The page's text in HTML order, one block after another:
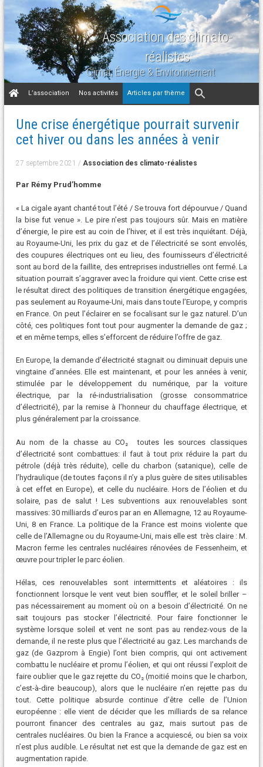
Association des climato-
réalistes
Climat, Énergie & Environnement
Aller
au
L’association Nos activités Articles par thème
Une crise énergétique pourrait survenir
cet hiver ou dans les années à venir
27 septembre 2021 / Association des climato-réalistes
Par Rémy Prud’homme
« La cigale ayant chanté tout l’été / Se trouva fort dépourvue / Quand
la bise fut venue ». Le pire n’est pas toujours sûr. Mais en matière
d’énergie, le pire est au coin de l’hiver, et il est très inquiétant. Déjà,
au Royaume-Uni, les prix du gaz et de l’électricité se sont envolés,
des coupures électriques ont eu lieu, des fournisseurs d’électricité
sont au bord de la faillite, des entreprises industrielles ont fermé. La
situation pourrait s’aggraver avec la froidure qui vient. Cette crise est
le résultat direct des politiques de transition énergétique engagées,
pas seulement au Royaume-Uni, mais dans toute l’Europe, y compris
en France. On peut l’éclairer en se focalisant sur le gaz naturel. D’un
côté, ces politiques font tout pour augmenter la demande de gaz ;
et en même temps, elles s’efforcent de réduire l’offre de gaz.
En Europe, la demande d’électricité stagnait ou diminuait depuis une
vingtaine d’années. Elle est maintenant, et pour les années à venir,
stimulée par le développement du numérique, par la voiture
électrique, par la ré-industrialisation (grosse consommatrice
d’électricité), par la remise à l’honneur du chauffage électrique, et
plus généralement par la croissance.
Au nom de la chasse au CO₂ toutes les sources classiques
d’électricité sont combattues: il faut à tout prix réduire la part du
pétrole (déjà très réduite), celle du charbon (satanique), celle de
l’hydraulique (de toutes façons il n’y a plus guère de sites utilisables
à cet effet en Europe), et celle du nucléaire. Hors de l’éolien et du
solaire, pas de salut ! Les subventions aux renouvelables sont
massives: 30 milliards d’euros par an en Allemagne, 12 au Royaume-
Uni, 8 en France. La politique de la France est moins violente que
celle de l’Allemagne ou du Royaume-Uni, mais elle est très claire : M.
Macron ferme les centrales nucléaires rénovées de Fessenheim, et
œuvre pour tripler le parc éolien.
Hélas, ces renouvelables sont intermittents et aléatoires : ils
fonctionnent lorsque le vent veut bien souffler, et le soleil briller –
pas nécessairement au moment où on a besoin d’électricité. On ne
sait toujours pas stocker l’électricité. Pour faire fonctionner le
système lorsque soleil et vent ne sont pas au rendez-vous de la
demande, il ne reste plus que l’électricité au gaz. Les marchands de
gaz (de Gazprom à Engie) l’ont bien compris, qui ont activement
combattu le nucléaire et promu l’éolien, et qui ont réussi l’exploit de
faire oublier que le gaz rejette du CO₂ (moitié moins que le charbon,
c’est-à-dire beaucoup), alors que le nucléaire n’en rejette pas du
tout. Cette politique absurde continue d’être celle de l’Union
européenne : elle vient de décider que les milliards de sa relance
pourront financer des centrales au gaz, mais surtout pas de
centrales nucléaires. Ou bien la France a acquiescé, ou bien sa voix
n’est plus audible. Le résultat net est que la demande de gaz est en
augmentation rapide.